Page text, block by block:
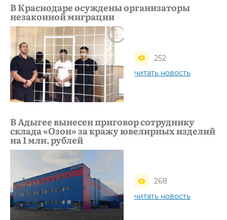
В Краснодаре осуждены организаторы
незаконной миграции
252
читать новость
В Адыгее вынесен приговор сотруднику
склада «Озон» за кражу ювелирных изделий
на 1 млн. рублей
268
читать новость